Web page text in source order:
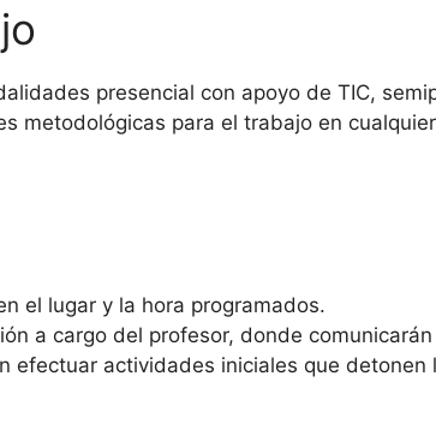
presencial con apoyo de TIC,
metodológicas para el trabajo en
el lugar y la hora programados.
a cargo del profesor, donde
efectuar actividades iniciales que